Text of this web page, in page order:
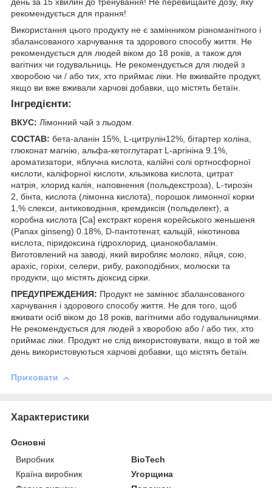
день за 15 хвилин до тренування! Не перевищайте дозу, яку
рекомендується для прання!
Використання цього продукту не є замінником різноманітного і
збалансованого харчування та здорового способу життя. Не
рекомендується для людей віком до 18 років, а також для
вагітних чи годувальниць. Не рекомендується для людей з
хворобою чи / або тих, хто приймає ліки. Не вживайте продукт,
якщо ви вже вживали харчові добавки, що містять бетаїн.
Інгредієнти:
ВКУС: Лімонний чай з льодом.
СОСТАВ: бета-аланін 15%, L-цитрулін12%, бітартер холіна,
глюконат магнію, альфа-кетоглутарат L-аргініна 9.1%,
ароматизатори, яблучна кислота, калійні солі ортносфорної
кислоти, каліфорної кислоти, кльзикова кислота, цитрат
натрія, хлорид калія, наповнення (польдекстроза), L-тирозін
2, бінта, кислота (лімонна кислота), порошок лимонної корки
1,% слекси, антиководіння, кремдиксія (польделект), а
коробна кислота [Са] екстракт кореня корейського женьшеня
(Panax ginseng) 0.18%, D-пантотенат, кальцій, нікотинова
кислота, піридоксина гідрохлорид, цианокобаламін.
Виготовлений на заводі, який виробляє молоко, яйця, сою,
арахіс, горіхи, селери, рибу, ракоподібних, молюски та
продукти, що містять діоксид сірки.
ПРЕДУПРЕЖДЕНИЯ: Продукт не замінює збалансованого
харчування і здорового способу життя. Не для того, щоб
вживати осіб віком до 18 років, вагітними або годувальницями.
Не рекомендується для людей з хворобою або / або тих, хто
приймає ліки. Продукт не слід використовувати, якщо в той же
день використовуються харчові добавки, що містять бетаїн.
Приховати
Характеристики
Основні
Виробник
BioTech
Країна виробник
Угорщина